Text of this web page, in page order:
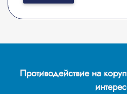
Противодействие на